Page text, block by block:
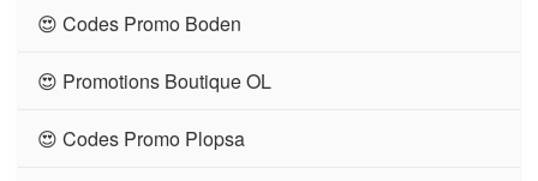
😍 Codes Promo Boden
😍 Promotions Boutique OL
😍 Codes Promo Plopsa